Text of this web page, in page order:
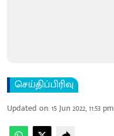
செய்திப்பிரிவு
Updated on:15 Jun 2022, 11:53 pm